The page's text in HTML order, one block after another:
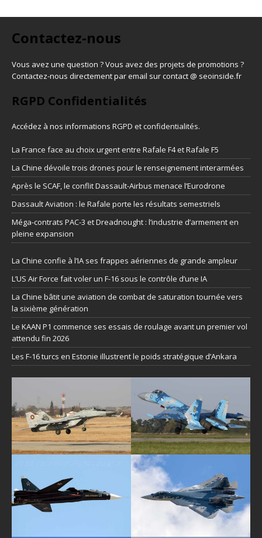
Contactez-nous
Vous avez une question ? Vous avez des projets de promotions ?
Contactez-nous directement par email sur contact @ seoinside.fr
RGPD Confidentialités
Accédez à nos informations RGPD et confidentialités.
La France face au choix urgent entre Rafale F4 et Rafale F5
La Chine dévoile trois drones pour le renseignement interarmées
Après le SCAF, le conflit Dassault-Airbus menace l’Eurodrone
Dassault Aviation : le Rafale porte les résultats semestriels
Méga-contrats PAC-3 et Dreadnought : l’industrie d’armement en
pleine expansion
La Chine confie à l’IA ses frappes aériennes de grande ampleur
L’US Air Force fait voler un F-16 sous le contrôle d’une IA
La Chine bâtit une aviation de combat de saturation tournée vers
la sixième génération
Le KAAN P1 commence ses essais de roulage avant un premier vol
attendu fin 2026
Les F-16 turcs en Estonie illustrent le poids stratégique d’Ankara